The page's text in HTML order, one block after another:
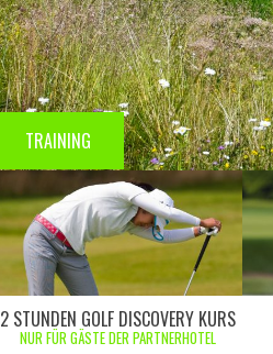
TRAINING
2 STUNDEN GOLF DISCOVERY KURS
NUR FÜR GÄSTE DER PARTNERHOTEL